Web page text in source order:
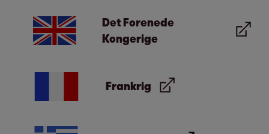
Det Forenede
Kongerige
Frankrig